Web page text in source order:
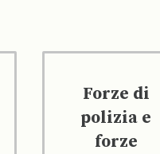
Forze di
polizia e
forze